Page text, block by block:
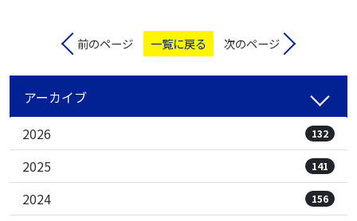
前のページ 一覧に戻る 次のページ
アーカイブ
2026
132
2025 141
2024 156